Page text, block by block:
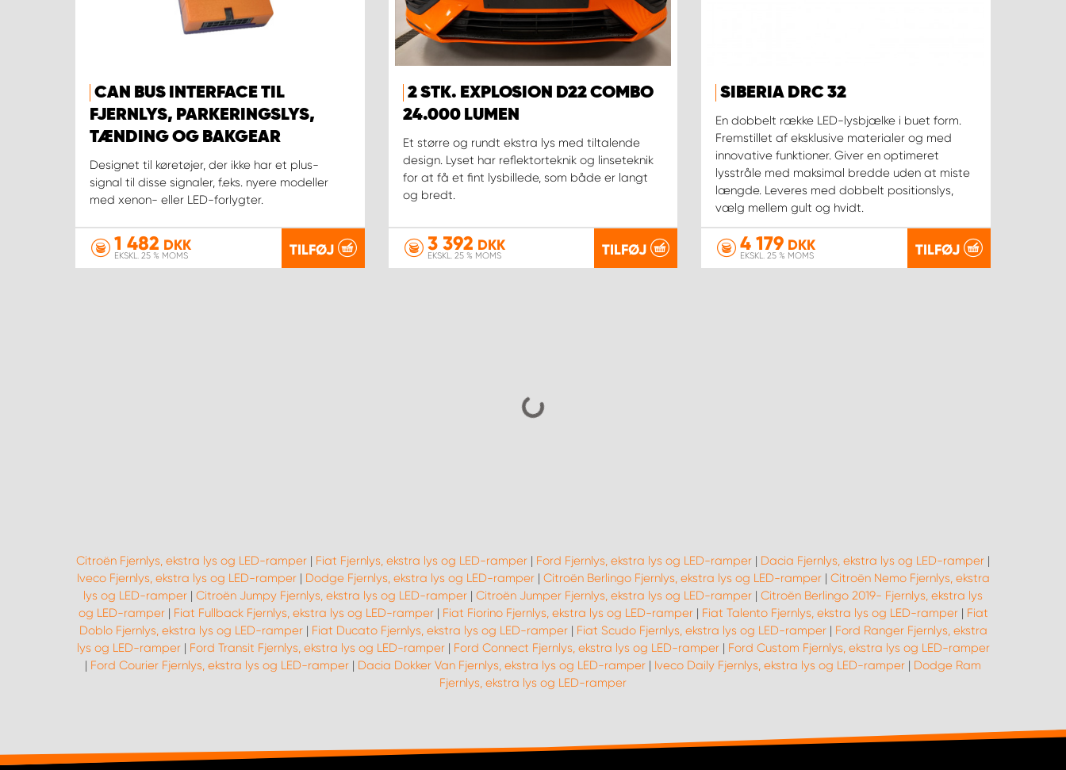
CAN BUS INTERFACE TIL
FJERNLYS, PARKERINGSLYS,
TÆNDING OG BAKGEAR
Designet til køretøjer, der ikke har et plus-
signal til disse signaler, f.eks. nyere modeller
med xenon- eller LED-forlygter.
1 482 DKK
EKSKL. 25 % MOMS TILFØJ
2 STK. EXPLOSION D22 COMBO
24.000 LUMEN
Et større og rundt ekstra lys med tiltalende
design. Lyset har reflektorteknik og linseteknik
for at få et fint lysbillede, som både er langt
og bredt.
3 392 DKK
EKSKL. 25 % MOMS TILFØJ
SIBERIA DRC 32
En dobbelt række LED-lysbjælke i buet form.
Fremstillet af eksklusive materialer og med
innovative funktioner. Giver en optimeret
lysstråle med maksimal bredde uden at miste
længde. Leveres med dobbelt positionslys,
vælg mellem gult og hvidt.
4 179 DKK
EKSKL. 25 % MOMS TILFØJ
Citroën Fjernlys, ekstra lys og LED-ramper | Fiat Fjernlys, ekstra lys og LED-ramper | Ford Fjernlys, ekstra lys og LED-ramper | Dacia Fjernlys, ekstra lys og LED-ramper |
Iveco Fjernlys, ekstra lys og LED-ramper| Dodge Fjernlys, ekstra lys og LED-ramper| Citroën Berlingo Fjernlys, ekstra lys og LED-ramper| Citroën Nemo Fjernlys, ekstra
lys og LED-ramper | Citroën Jumpy Fjernlys, ekstra lys og LED-ramper | Citroën Jumper Fjernlys, ekstra lys og LED-ramper | Citroën Berlingo 2019- Fjernlys, ekstra lys
og LED-ramper| Fiat Fullback Fjernlys, ekstra lys og LED-ramper| Fiat Fiorino Fjernlys, ekstra lys og LED-ramper| Fiat Talento Fjernlys, ekstra lys og LED-ramper| Fiat
Doblo Fjernlys, ekstra lys og LED-ramper| Fiat Ducato Fjernlys, ekstra lys og LED-ramper| Fiat Scudo Fjernlys, ekstra lys og LED-ramper| Ford Ranger Fjernlys, ekstra
lys og LED-ramper| Ford Transit Fjernlys, ekstra lys og LED-ramper| Ford Connect Fjernlys, ekstra lys og LED-ramper| Ford Custom Fjernlys, ekstra lys og LED-ramper
| Ford Courier Fjernlys, ekstra lys og LED-ramper | Dacia Dokker Van Fjernlys, ekstra lys og LED-ramper | Iveco Daily Fjernlys, ekstra lys og LED-ramper | Dodge Ram
Fjernlys, ekstra lys og LED-ramper